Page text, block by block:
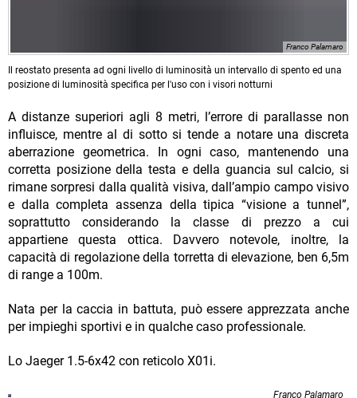
Franco Palamaro
Il reostato presenta ad ogni livello di luminosità un intervallo di spento ed una
posizione di luminosità specifica per l'uso con i visori notturni
A distanze superiori agli 8 metri, l’errore di parallasse non
influisce, mentre al di sotto si tende a notare una discreta
aberrazione geometrica. In ogni caso, mantenendo una
corretta posizione della testa e della guancia sul calcio, si
rimane sorpresi dalla qualità visiva, dall’ampio campo visivo
e dalla completa assenza della tipica “visione a tunnel”,
soprattutto considerando la classe di prezzo a cui
appartiene questa ottica. Davvero notevole, inoltre, la
capacità di regolazione della torretta di elevazione, ben 6,5m
di range a 100m.
Nata per la caccia in battuta, può essere apprezzata anche
per impieghi sportivi e in qualche caso professionale.
Lo Jaeger 1.5-6x42 con reticolo X01i.
Franco Palamaro